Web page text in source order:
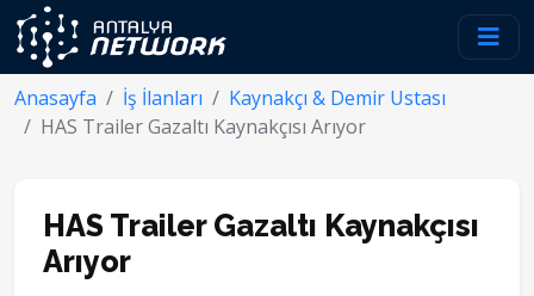
Anasayfa İş İlanları
Kaynakçı & Demir Ustası
HAS Trailer Gazaltı Kaynakçısı Arıyor
HAS Trailer Gazaltı Kaynakçısı
Arıyor